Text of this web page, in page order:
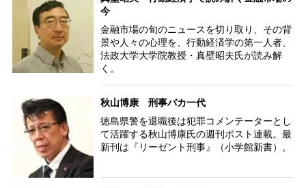
今
金融市場の旬のニュースを切り取り、その背
景や人々の心理を、行動経済学の第一人者、
法政大学大学院教授・真壁昭夫氏が読み解
く。
秋山博康 刑事バカ一代
徳島県警を退職後は犯罪コメンテーターとし
て活躍する秋山博康氏の週刊ポスト連載。最
新刊は『リーゼント刑事』（小学館新書）。